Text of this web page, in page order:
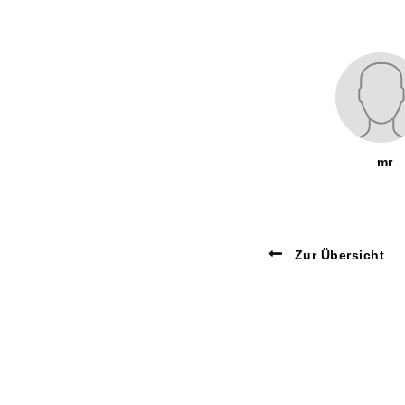
mr
Zur Übersicht